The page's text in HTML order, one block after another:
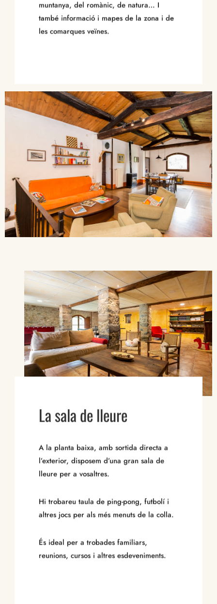
muntanya, del romànic, de natura… I
també informació i mapes de la zona i de
les comarques veïnes.
La sala de lleure
A la planta baixa, amb sortida directa a
l’exterior, disposem d’una gran sala de
lleure per a vosaltres.
Hi trobareu taula de ping-pong, futbolí i
altres jocs per als més menuts de la colla.
És ideal per a trobades familiars,
reunions, cursos i altres esdeveniments.